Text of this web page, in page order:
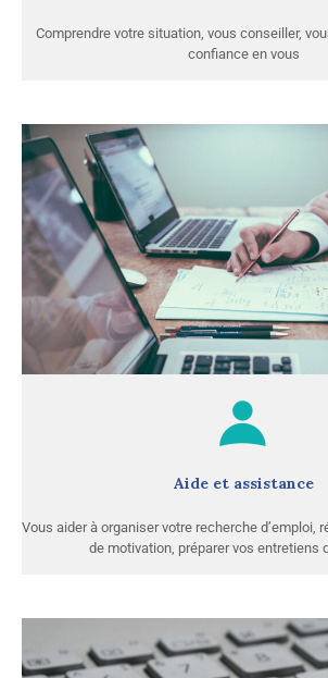
Comprendre votre situation, vous conseiller,
confiance en vous
Aide et assistance
Vous aider à organiser votre recherche d’emploi,
de motivation, préparer vos entretiens